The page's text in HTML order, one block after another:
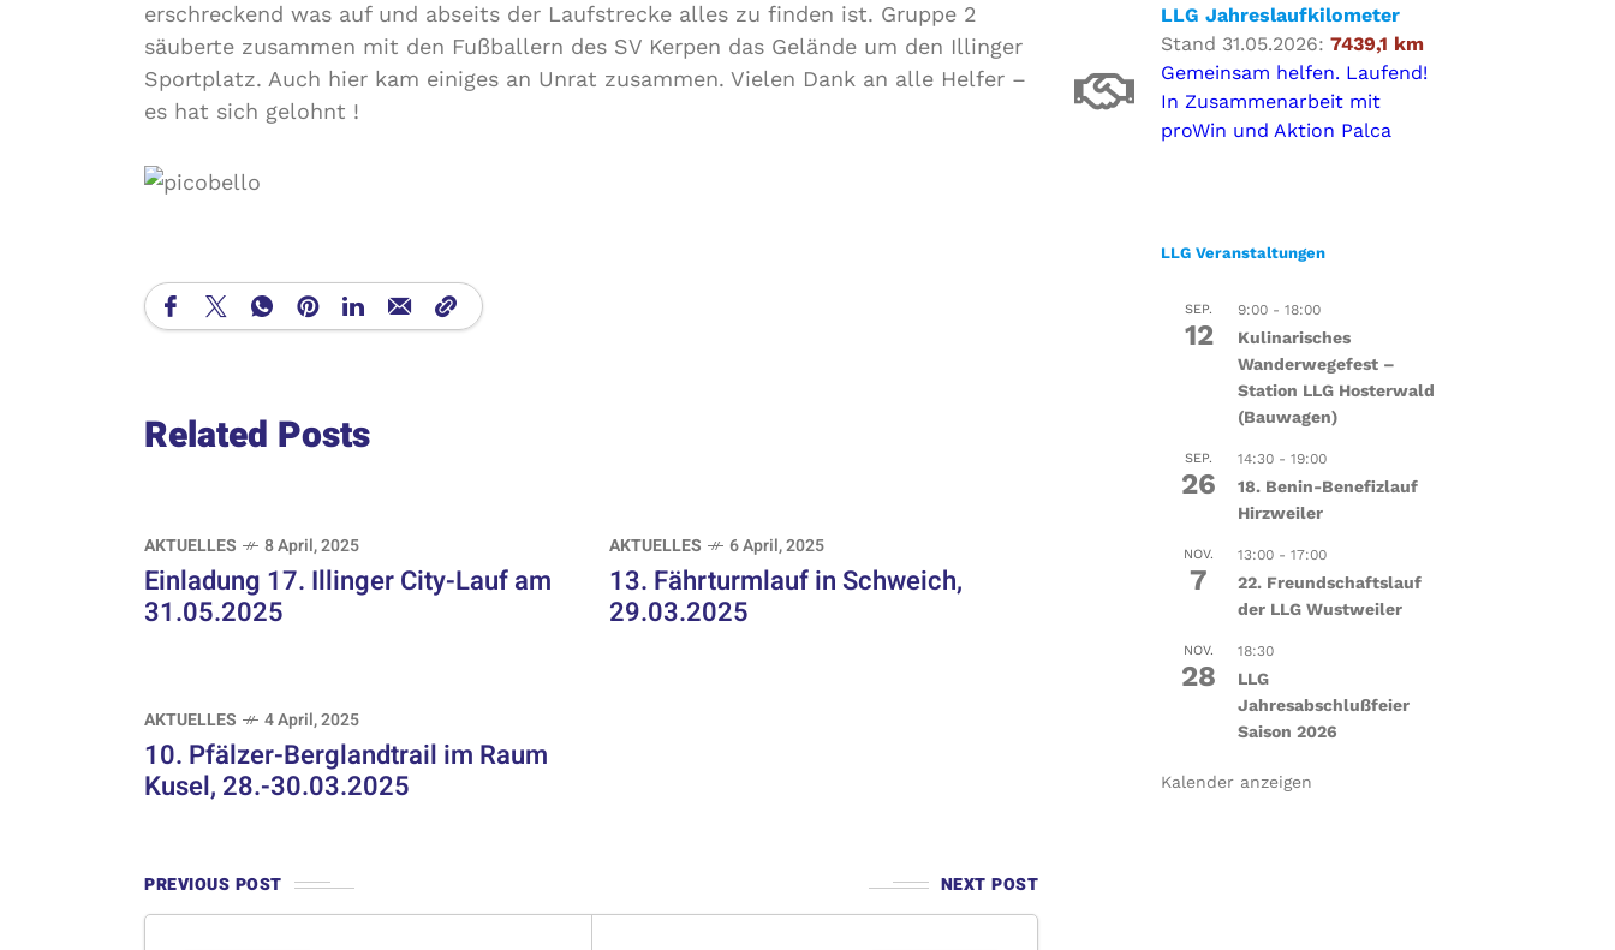
erschreckend was auf und abseits der Laufstrecke alles zu finden ist. Gruppe 2
säuberte zusammen mit den Fußballern des SV Kerpen das Gelände um den Illinger
Sportplatz. Auch hier kam einiges an Unrat zusammen. Vielen Dank an alle Helfer –
es hat sich gelohnt !
Related Posts
AKTUELLES 8 April, 2025
Einladung 17. Illinger City-Lauf am
31.05.2025
AKTUELLES 6 April, 2025
13. Fährturmlauf in Schweich,
29.03.2025
AKTUELLES 4 April, 2025
10. Pfälzer-Berglandtrail im Raum
Kusel, 28.-30.03.2025
PREVIOUS POST NEXT POST
LLG Jahreslaufkilometer
Stand 31.05.2026: 7439,1 km
Gemeinsam helfen. Laufend!
In Zusammenarbeit mit
proWin und Aktion Palca
LLG Veranstaltungen
SEP.
12
9:00- 18:00
Kulinarisches
Wanderwegefest –
Station LLG Hosterwald
(Bauwagen)
SEP.
26
14:30- 19:00
18. Benin-Benefizlauf
Hirzweiler
NOV.
7
13:00- 17:00
22. Freundschaftslauf
der LLG Wustweiler
NOV.
28
18:30
LLG
Jahresabschlußfeier
Saison 2026
Kalender anzeigen